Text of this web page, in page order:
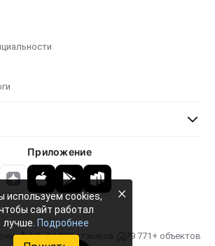
Приложение
4.8 · 24 000 отзывов 79 771+ объектов
используем cookies,
сайт работал
лучше. Подробнее
×